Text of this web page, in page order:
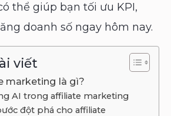
thể giúp bạn tối ưu KPI,
doanh số ngay hôm nay.
viết
marketing là gì?
AI trong affiliate marketing
đột phá cho affiliate